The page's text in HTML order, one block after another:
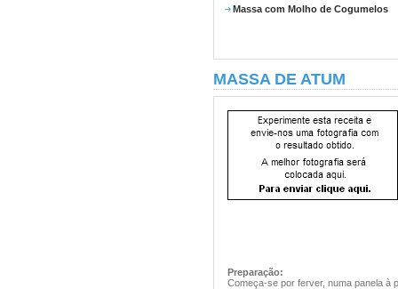
Massa com Molho de Cogumelos
MASSA DE ATUM
Preparação:
Começa-se por ferver, numa panela à